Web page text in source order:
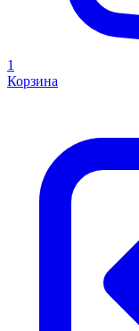
1
Корзина